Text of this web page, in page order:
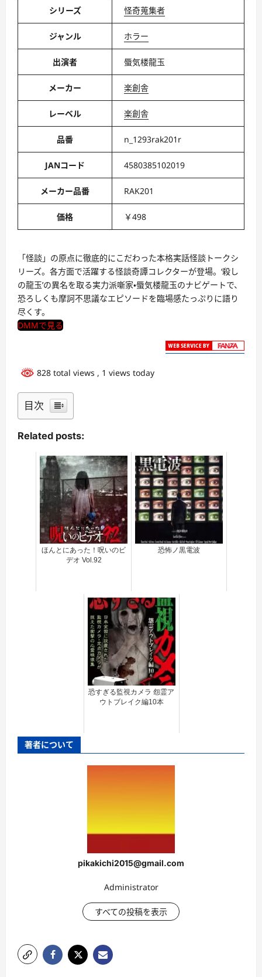
シリーズ 怪奇蒐集者
ジャンル ホラー
出演者 蜃気楼龍玉
メーカー 楽創舎
レーベル 楽創舎
品番 n_1293rak201r
JANコード 4580385102019
メーカー品番 RAK201
価格 ￥498
「怪談」の原点に徹底的にこだわった本格実話怪談トークシ
リーズ。各方面で活躍する怪談奇譚コレクターが登場。‘殺し
の龍玉’の異名を取る実力派噺家・蜃気楼龍玉のナビゲートで、
恐ろしくも摩訶不思議なエピソードを臨場感たっぷりに語り
尽くす。
DMMで見る
828 total views , 1 views today
目次
Related posts:
ほんとにあった！呪いのビ
デオ Vol.92
恐怖ノ黒電波
恐すぎる監視カメラ 怨霊ア
ウトブレイク編10本
著者について
pikakichi2015@gmail.com
Administrator
すべての投稿を表示